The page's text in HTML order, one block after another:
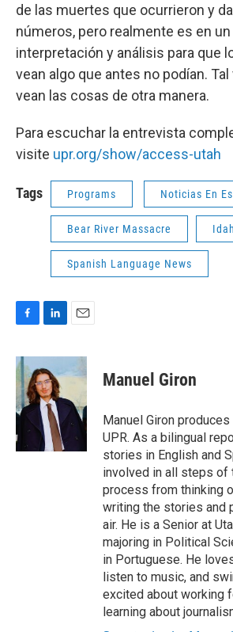
de las muertes que ocurrieron y
números, pero realmente es en
interpretación y análisis para que
vean algo que antes no podían.
vean las cosas de otra manera.
Para escuchar la entrevista
visite upr.org/show/access-utah
Tags Programs Noticias En
Bear River Massacre
Spanish Language News
c
e
b
o
o
k
n
k
e
d
I
n
a
i
Manuel Giron
Manuel Giron
UPR. As a bilingual
stories in English and
involved in all steps of
process from thinking
writing the stories and
air. He is a Senior at
majoring in Political
in Portuguese. He
listen to music, and
excited about working
learning about